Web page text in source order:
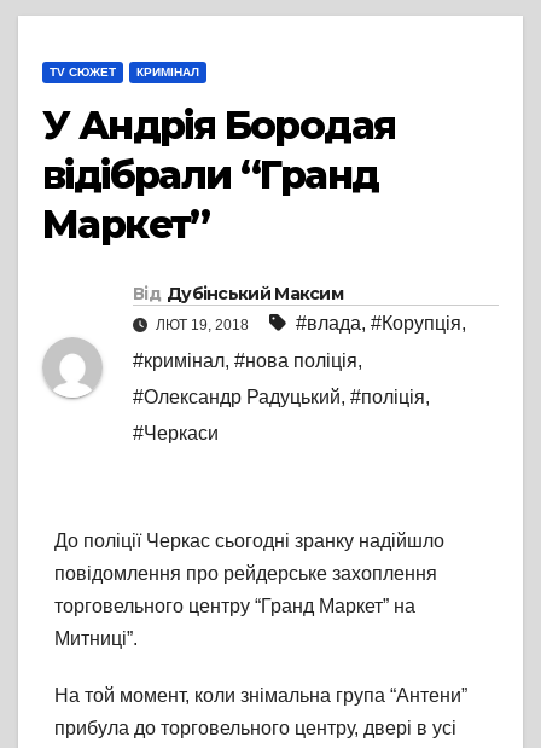
TV СЮЖЕТ КРИМІНАЛ
У Андрія Бородая
відібрали “Гранд
Маркет”
Від Дубінський Максим
ЛЮТ 19, 2018 #влада, #Корупція,
#кримінал, #нова поліція,
#Олександр Радуцький, #поліція,
#Черкаси
До поліції Черкас сьогодні зранку надійшло
повідомлення про рейдерське захоплення
торговельного центру “Гранд Маркет” на
Митниці”.
На той момент, коли знімальна група “Антени”
прибула до торговельного центру, двері в усі